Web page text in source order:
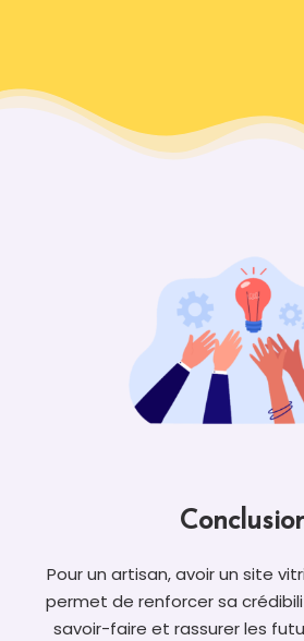
Pour un artisan, avoir un site
permet de renforcer sa
savoir-faire et rassurer les